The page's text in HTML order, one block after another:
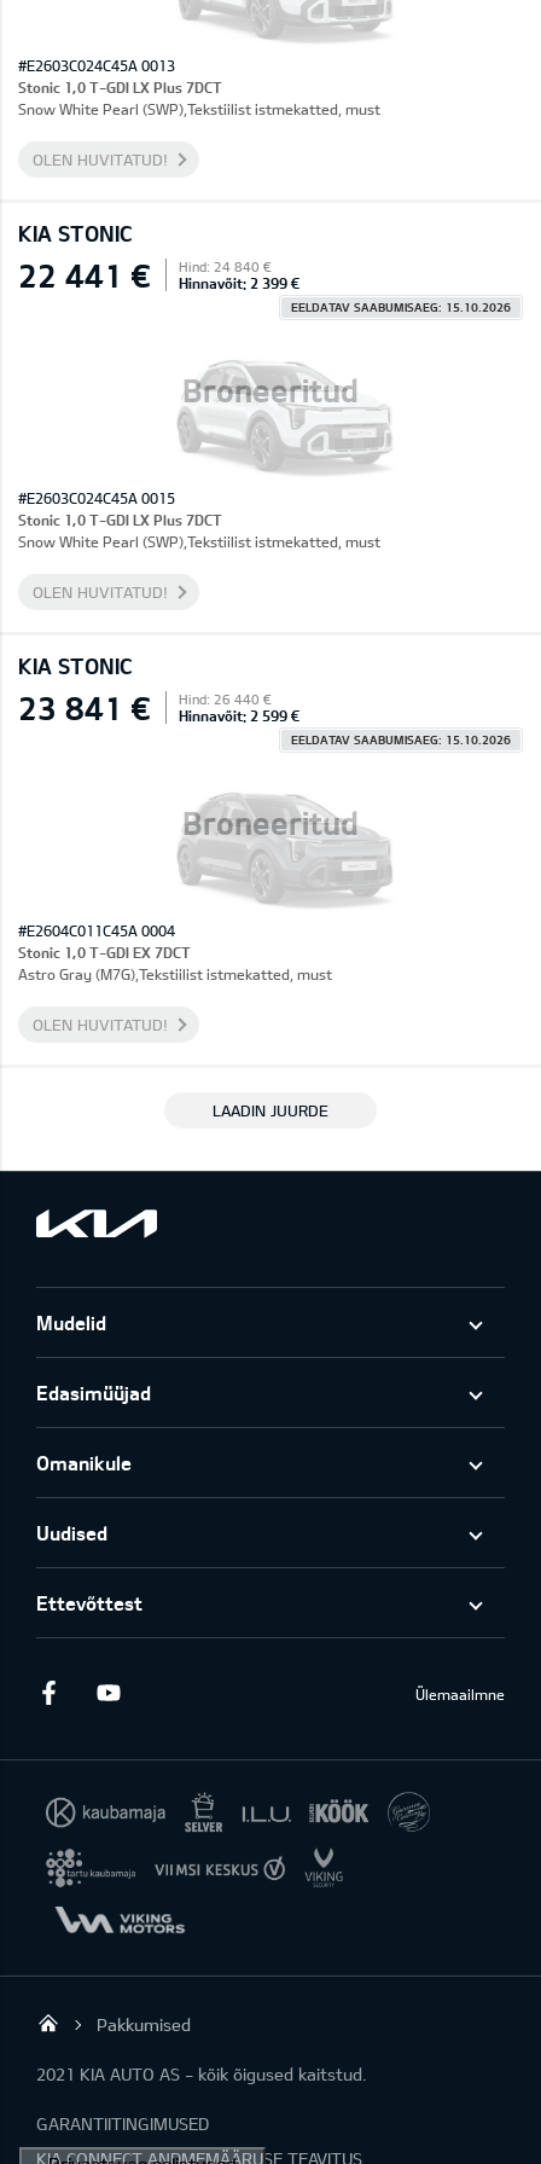
#E2603C024C45A 0013
Stonic 1,0 T-GDI LX Plus 7DCT
Snow White Pearl (SWP),Tekstiilist istmekatted, must
OLEN HUVITATUD!
KIA STONIC
Broneeritud
22 441 € Hind: 24 840 €
Hinnavõit: 2 399 €
EELDATAV SAABUMISAEG: 15.10.2026
#E2603C024C45A 0015
Stonic 1,0 T-GDI LX Plus 7DCT
Snow White Pearl (SWP),Tekstiilist istmekatted, must
OLEN HUVITATUD!
KIA STONIC
Broneeritud
23 841 € Hind: 26 440 €
Hinnavõit: 2 599 €
EELDATAV SAABUMISAEG: 15.10.2026
#E2604C011C45A 0004
Stonic 1,0 T-GDI EX 7DCT
Astro Gray (M7G),Tekstiilist istmekatted, must
OLEN HUVITATUD!
LAADIN JUURDE
Mudelid
Edasimüüjad
Omanikule
Uudised
Ettevõttest
Facebook Ülemaailmne
KIA AUTO AS
Pakkumised
2021 KIA AUTO AS - kõik õigused kaitstud.
GARANTIITINGIMUSED
KIA CONNECT ANDMEMÄÄRUSE TEAVITUS